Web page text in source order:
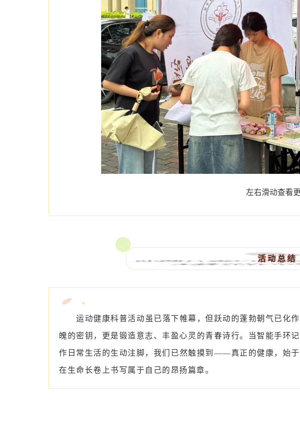
左右滑动查看
活动总结
运动健康科普活动虽已落下帷幕，但跃动的蓬勃朝气已化
魄的密钥，更是锻造意志、丰盈心灵的青春诗行。当智能手环
作日常生活的生动注脚，我们已然触摸到——真正的健康，始
在生命长卷上书写属于自己的昂扬篇章。